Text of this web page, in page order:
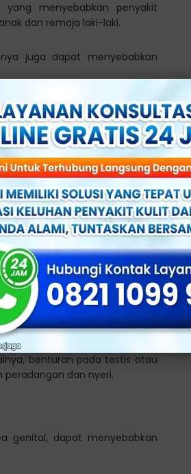
menyebabkan penyakit
dan remaja laki-laki.
juga dapat menyebabkan
Infeksi saluran kemih. Seperti
peradangan.
peradangan testis.
autoimun, di mana sistem
testis.
benturan pada testis atau
dan nyeri.
genital, dapat menyebabkan